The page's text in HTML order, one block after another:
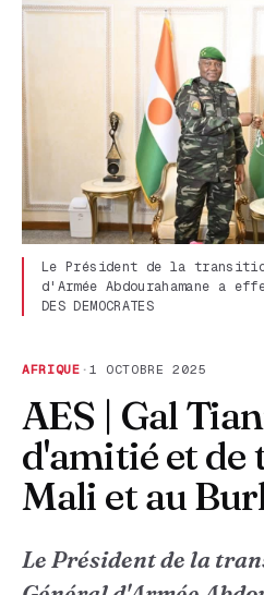
Le Président de la
d'Armée Abdourahamane a
DES DEMOCRATES
AFRIQUE · 1 OCTOBRE 2025
AES | Gal
d'amitié et de
Mali et au
Le Président de la